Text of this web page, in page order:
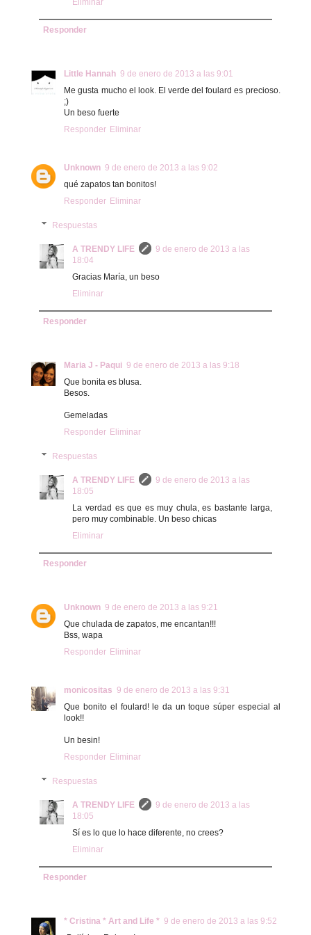
Responder
Little Hannah 9 de enero de 2013 a las 9:01
Me gusta mucho el look. El verde del foulard es precioso.
;)
Un beso fuerte
Responder Eliminar
Unknown 9 de enero de 2013 a las 9:02
qué zapatos tan bonitos!
Responder Eliminar
Respuestas
A TRENDY LIFE
9 de enero de 2013 a las
18:04
Gracias María, un beso
Eliminar
Responder
Maria J - Paqui 9 de enero de 2013 a las 9:18
Que bonita es blusa.
Besos.
Gemeladas
Responder Eliminar
Respuestas
A TRENDY LIFE
9 de enero de 2013 a las
18:05
La verdad es que es muy chula, es bastante larga,
pero muy combinable. Un beso chicas
Eliminar
Responder
Unknown 9 de enero de 2013 a las 9:21
Que chulada de zapatos, me encantan!!!
Bss, wapa
Responder Eliminar
monicositas 9 de enero de 2013 a las 9:31
Que bonito el foulard! le da un toque súper especial al
look!!
Un besin!
Responder Eliminar
Respuestas
A TRENDY LIFE
9 de enero de 2013 a las
18:05
Sí es lo que lo hace diferente, no crees?
Eliminar
Responder
* Cristina * Art and Life * 9 de enero de 2013 a las 9:52